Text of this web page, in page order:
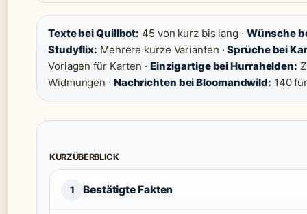
Texte bei Quillbot: 45 von kurz bis lang · Wünsche
Studyflix: Mehrere kurze Varianten ·Sprüche bei
Vorlagen für Karten · Einzigartige bei Hurrahelden:
Widmungen · Nachrichten bei Bloomandwild: 140
KURZÜBERBLICK
1 Bestätigte Fakten